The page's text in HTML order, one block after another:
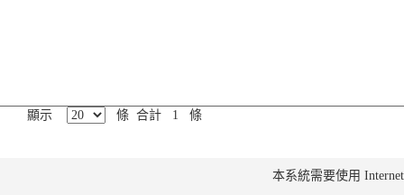
顯示 條 合計 1 條
本系統需要使用